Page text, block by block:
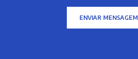
ENVIAR MENSAGEM